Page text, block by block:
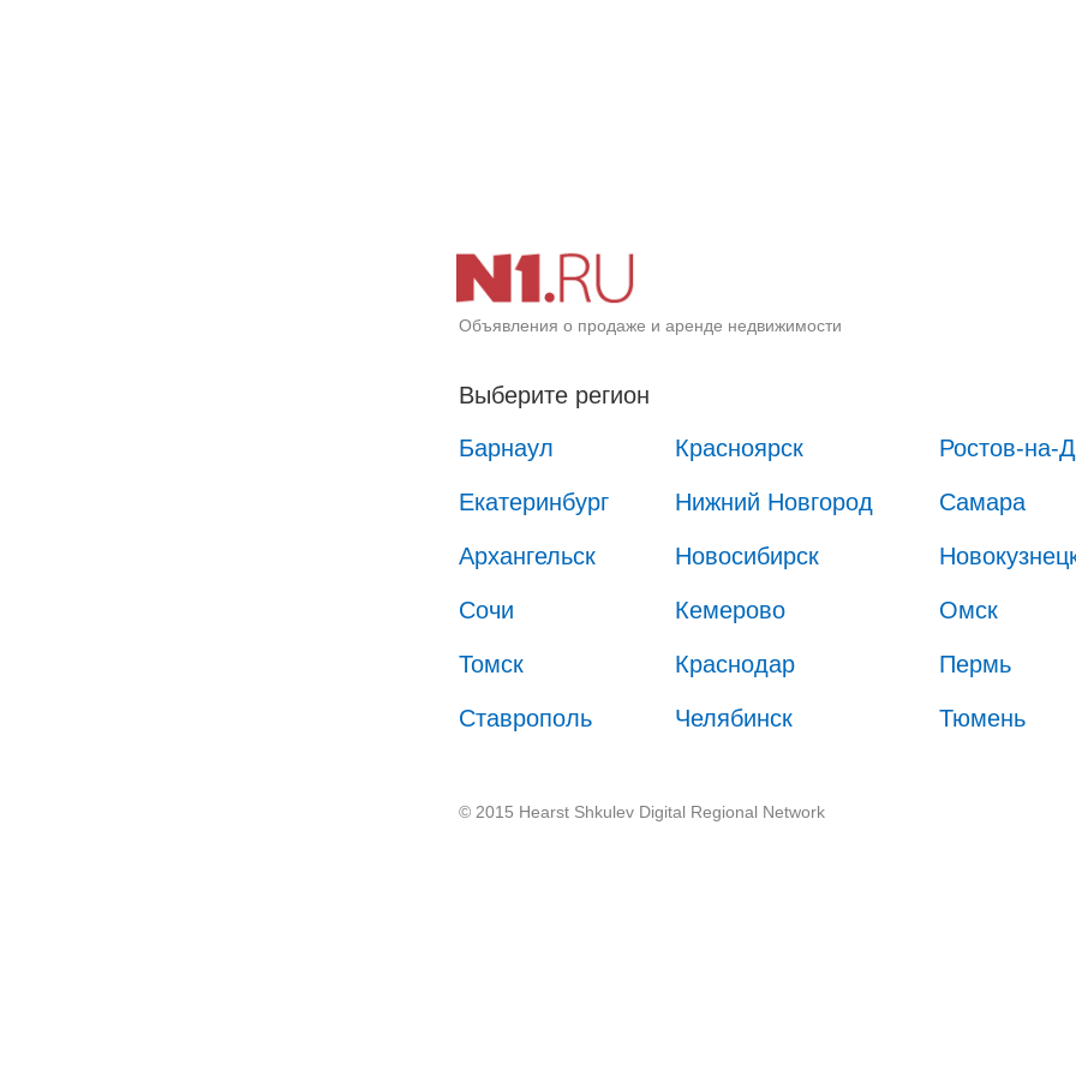
Объявления о продаже и аренде недвижимости
Выберите регион
Барнаул
Красноярск Ростов-на-
Екатеринбург Нижний Новгород Самара
Архангельск Новосибирск
Сочи Кемерово Омск
Томск Краснодар Пермь
Ставрополь Челябинск Тюмень
© 2015 Hearst Shkulev Digital Regional Network